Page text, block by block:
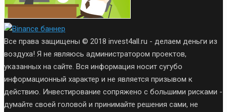
Все права защищены © 2018 invest4all.ru - делаем деньги из
воздуха! Я не являюсь администратором проектов,
указанных на сайте. Вся информация носит сугубо
информационный характер и не является призывом к
действию. Инвестирование сопряжено с большими рисками -
думайте своей головой и принимайте решения сами, не